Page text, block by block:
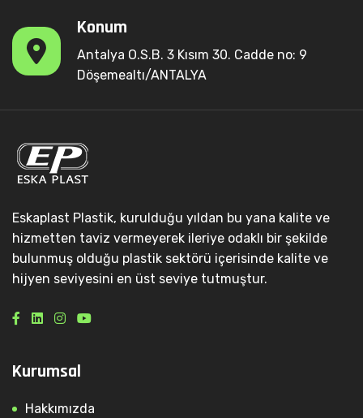
Konum
Antalya O.S.B. 3 Kısım 30. Cadde no: 9
Döşemealtı/ANTALYA
Eskaplast Plastik, kurulduğu yıldan bu yana kalite ve
hizmetten taviz vermeyerek ileriye odaklı bir şekilde
bulunmuş olduğu plastik sektörü içerisinde kalite ve
hijyen seviyesini en üst seviye tutmuştur.
Kurumsal
Hakkımızda